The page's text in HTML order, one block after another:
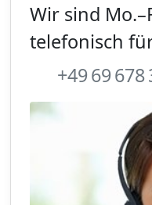
Wir sind
telefonisch
+49 69 678